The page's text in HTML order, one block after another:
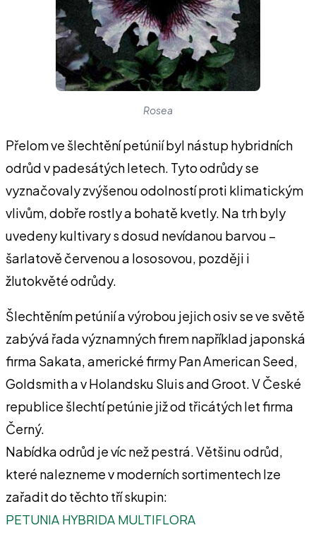
Rosea
Přelom ve šlechtění petúnií byl nástup hybridních
odrůd v padesátých letech. Tyto odrůdy se
vyznačovaly zvýšenou odolností proti klimatickým
vlivům, dobře rostly a bohatě kvetly. Na trh byly
uvedeny kultivary s dosud nevídanou barvou –
šarlatově červenou a lososovou, později i
žlutokvěté odrůdy.
Šlechtěním petúnií a výrobou jejich osiv se ve světě
zabývá řada významných firem například japonská
firma Sakata, americké firmy Pan American Seed,
Goldsmith a v Holandsku Sluis and Groot. V České
republice šlechtí petúnie již od třicátých let firma
Černý.
Nabídka odrůd je víc než pestrá. Většinu odrůd,
které nalezneme v moderních sortimentech lze
zařadit do těchto tří skupin:
PETUNIA HYBRIDA MULTIFLORA